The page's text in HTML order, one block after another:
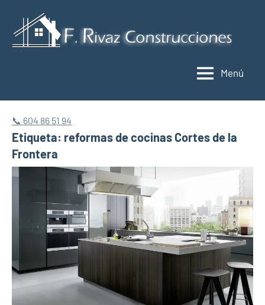
contenido
Menú
📞 604 86 51 94
Etiqueta: reformas de cocinas Cortes de la
Frontera